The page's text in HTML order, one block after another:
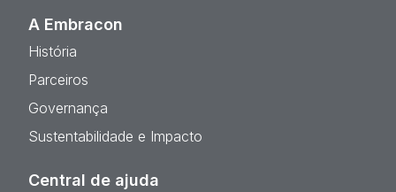
A Embracon
História
Parceiros
Governança
Sustentabilidade e Impacto
Central de ajuda